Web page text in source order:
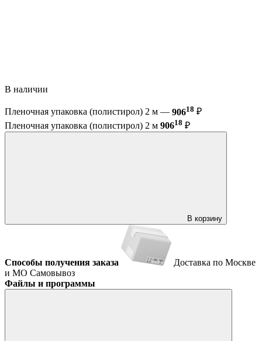
В наличии
Пленочная упаковка (полистирол) 2 м — 90618 ₽
Пленочная упаковка (полистирол) 2 м 90618 ₽
В корзину
Способы получения заказа
Доставка по Москве
и МО Самовывоз
Файлы и программы